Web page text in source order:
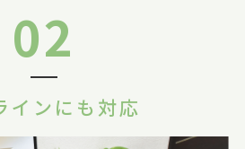
02
インにも対応